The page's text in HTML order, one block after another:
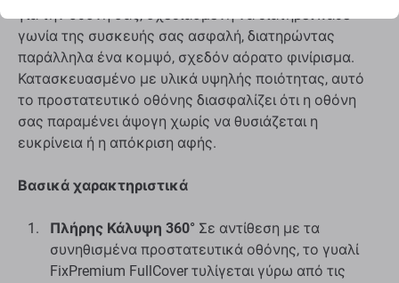
για την οθόνη σας, σχεδιασμένη να διατηρεί κάθε
γωνία της συσκευής σας ασφαλή, διατηρώντας
παράλληλα ένα κομψό, σχεδόν αόρατο φινίρισμα.
Κατασκευασμένο με υλικά υψηλής ποιότητας, αυτό
το προστατευτικό οθόνης διασφαλίζει ότι η οθόνη
σας παραμένει άψογη χωρίς να θυσιάζεται η
ευκρίνεια ή η απόκριση αφής.
Βασικά χαρακτηριστικά
Πλήρης Κάλυψη 360° Σε αντίθεση με τα
συνηθισμένα προστατευτικά οθόνης, το γυαλί
FixPremium FullCover τυλίγεται γύρω από τις